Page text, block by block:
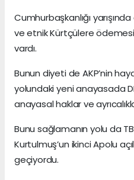
Cumhurbaşkanlığı
ve etnik Kürtçülere
vardı.
Bunun diyeti de AKP’nin
yolundaki yeni anayasada
anayasal haklar ve
Bunu sağlamanın yolu da
Kurtulmuş’un ikinci Apolu
geçiyordu.